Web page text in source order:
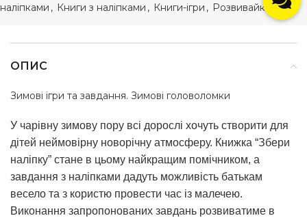
наліпками , Книги з наліпками , Книги-ігри , Розвивайки
ОПИС
Зимові ігри та завдання. Зимові головоломки
У чарівну зимову пору всі дорослі хочуть створити для
дітей неймовірну новорічну атмосферу. Книжка “Збери
наліпку” стане в цьому найкращим помічником, а
завдання з наліпками дадуть можливість батькам
весело та з користю провести час із малечею.
Виконання запропонованих завдань розвиватиме в